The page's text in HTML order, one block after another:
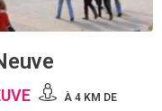
À 4 KM DE